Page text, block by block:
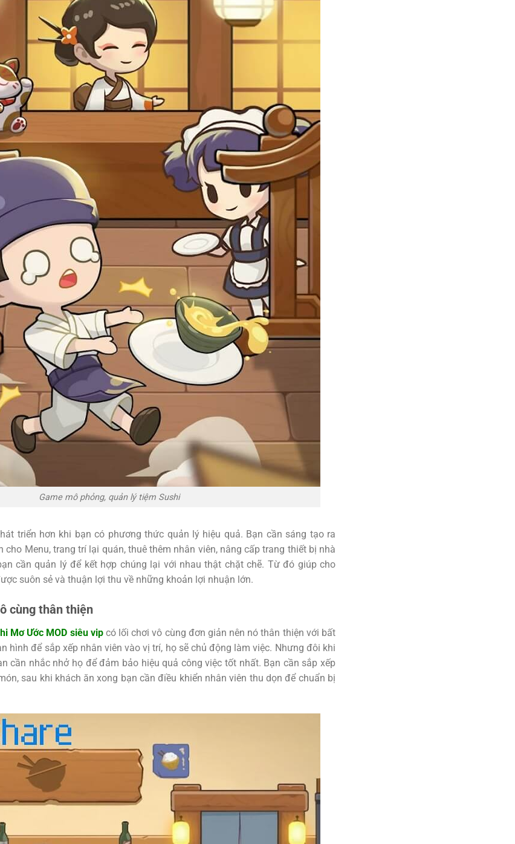
Game mô phỏng, quản lý tiệm Sushi
triển hơn khi bạn có phương thức quản lý hiệu quả. Bạn cần sáng tạo ra
cho Menu, trang trí lại quán, thuê thêm nhân viên, nâng cấp trang thiết bị nhà
cần quản lý để kết hợp chúng lại với nhau thật chặt chẽ. Từ đó giúp cho
suôn sẻ và thuận lợi thu về những khoản lợi nhuận lớn.
cùng thân thiện
Mơ Ước MOD siêu vipcó lối chơi vô cùng đơn giản nên nó thân thiện với bất
hình để sắp xếp nhân viên vào vị trí, họ sẽ chủ động làm việc. Nhưng đôi khi
cần nhắc nhở họ để đảm bảo hiệu quả công việc tốt nhất. Bạn cần sắp xếp
sau khi khách ăn xong bạn cần điều khiển nhân viên thu dọn để chuẩn bị